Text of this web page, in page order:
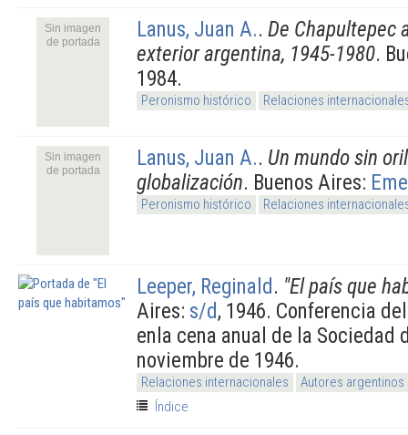
Sin imagen
de portada
Lanus, Juan A.. De Chapultepec
exterior argentina, 1945-1980.
1984.
Peronismo histórico Relaciones
Sin imagen
de portada
Lanus, Juan A.. Un mundo sin
globalización. Buenos Aires:
Peronismo histórico Relaciones
Leeper, Reginald. "El país que
Aires: s/d, 1946. Conferencia
enla cena anual de la Sociedad
noviembre de 1946.
Relaciones internacionales
Autores argentinos
Índice